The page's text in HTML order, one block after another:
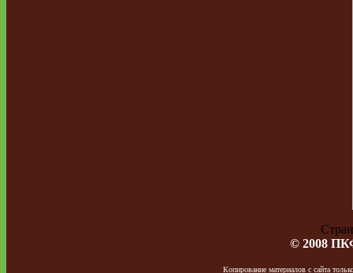
© 2008
Копирование материалов с сайта